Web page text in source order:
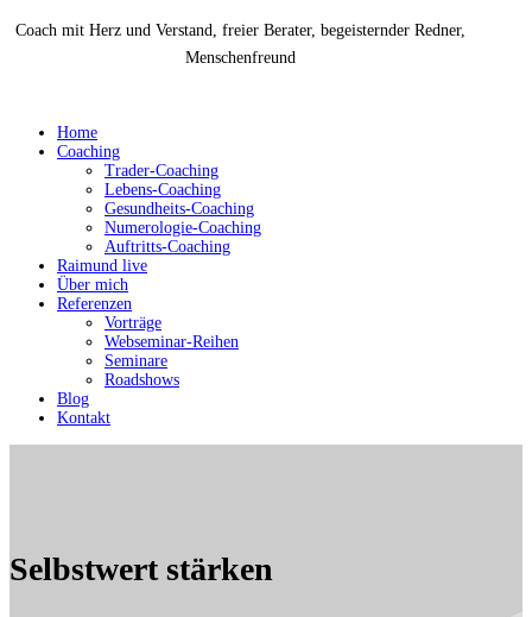
Coach mit Herz und Verstand, freier Berater, begeisternder Redner,
Menschenfreund
Home
Coaching
Trader-Coaching
Lebens-Coaching
Gesundheits-Coaching
Numerologie-Coaching
Auftritts-Coaching
Raimund live
Über mich
Referenzen
Vorträge
Webseminar-Reihen
Seminare
Roadshows
Blog
Kontakt
Selbstwert stärken